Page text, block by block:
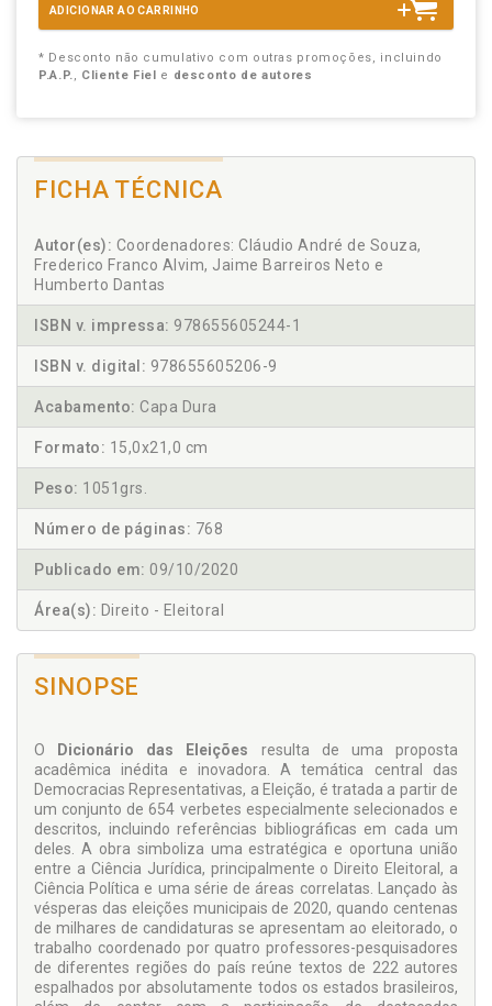
ADICIONAR AO CARRINHO
* Desconto não cumulativo com outras promoções, incluindo
P.A.P., Cliente Fiel e desconto de autores
FICHA TÉCNICA
Autor(es): Coordenadores: Cláudio André de Souza,
Frederico Franco Alvim, Jaime Barreiros Neto e
Humberto Dantas
ISBN v. impressa: 978655605244-1
ISBN v. digital: 978655605206-9
Acabamento: Capa Dura
Formato: 15,0x21,0 cm
Peso: 1051grs.
Número de páginas: 768
Publicado em: 09/10/2020
Área(s): Direito - Eleitoral
SINOPSE
O Dicionário das Eleições resulta de uma proposta
acadêmica inédita e inovadora. A temática central das
Democracias Representativas, a Eleição, é tratada a partir de
um conjunto de 654 verbetes especialmente selecionados e
descritos, incluindo referências bibliográficas em cada um
deles. A obra simboliza uma estratégica e oportuna união
entre a Ciência Jurídica, principalmente o Direito Eleitoral, a
Ciência Política e uma série de áreas correlatas. Lançado às
vésperas das eleições municipais de 2020, quando centenas
de milhares de candidaturas se apresentam ao eleitorado, o
trabalho coordenado por quatro professores-pesquisadores
de diferentes regiões do país reúne textos de 222 autores
espalhados por absolutamente todos os estados brasileiros,